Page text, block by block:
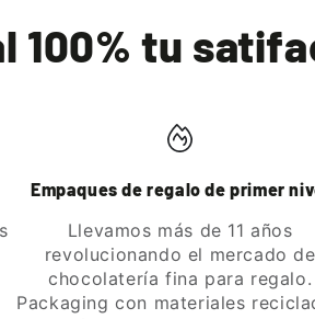
100% tu
Empaques de regalo de primer
Llevamos más de 11 años
revolucionando el mercado de
chocolatería fina para regalo.
Packaging con materiales